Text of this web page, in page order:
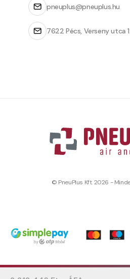
pneuplus@pneuplus.hu
7622 Pécs, Verseny utca
© PneuPlus Kft. 2026 -